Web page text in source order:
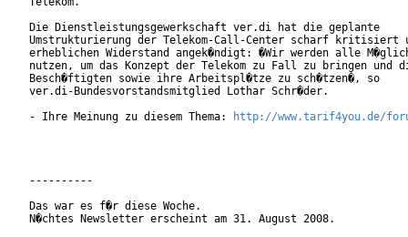
Die Dienstleistungsgewerkschaft ver.di hat die geplante
Umstrukturierung der Telekom-Call-Center scharf kritisiert
erheblichen Widerstand angek�ndigt: �Wir werden alle
nutzen, um das Konzept der Telekom zu Fall zu bringen und
Besch�ftigten sowie ihre Arbeitspl�tze zu sch�tzen�, so
ver.di-Bundesvorstandsmitglied Lothar Schr�der.
- Ihre Meinung zu diesem Thema:
http://www.tarif4you.de/
----------
Das war es f�r diese Woche.
N�chtes Newsletter erscheint am 31. August 2008.